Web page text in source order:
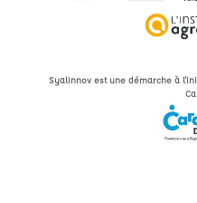
Syalinnov est une démarche à